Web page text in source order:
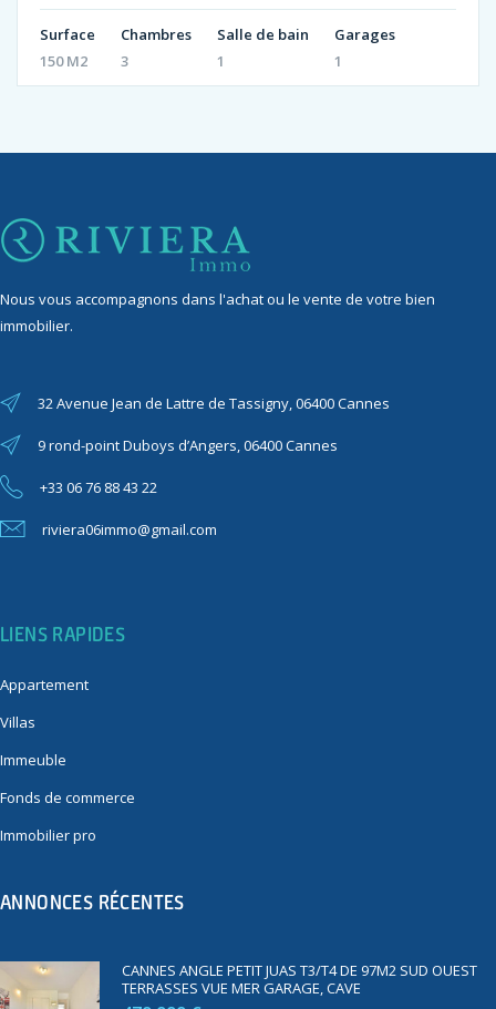
Surface
150 M2
Chambres
3
Salle de bain
1
Garages
1
Nous vous accompagnons dans l'achat ou le vente de votre bien
immobilier.
32 Avenue Jean de Lattre de Tassigny, 06400 Cannes
9 rond-point Duboys d’Angers, 06400 Cannes
+33 06 76 88 43 22
riviera06immo@gmail.com
LIENS RAPIDES
Appartement
Villas
Immeuble
Fonds de commerce
Immobilier pro
ANNONCES RÉCENTES
CANNES ANGLE PETIT JUAS T3/T4 DE 97M2 SUD OUEST
TERRASSES VUE MER GARAGE, CAVE